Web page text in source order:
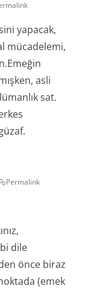
yapacak,
mücadelemi,
asli
sat.
Permalink
dile
önce biraz
(emek